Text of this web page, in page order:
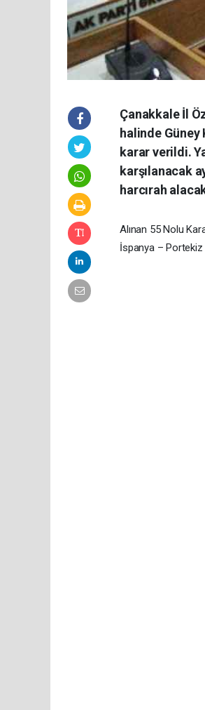
Çanakkale İl
halinde
karar verildi.
karşılanacak
harcırah
Alınan 55 Nolu
İspanya – Portekiz